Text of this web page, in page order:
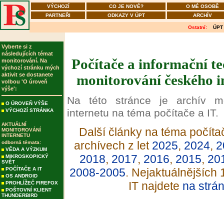
VÝCHOZÍ CO JE NOVÉ?
O MÉ OSOBĚ
PARTNEŘI
ODKAZY V ÚPT ARCHÍV
Ostatní: ÚPT
Vyberte si z
následujících témat
monitorování. Na
výchozí stránku mých
aktivit se dostanete
volbou 'O úroveň
výše':
O ÚROVEŇ VÝŠE
VÝCHOZÍ STRÁNKA
AKTUÁLNÍ
MONITOROVÁNÍ
INTERNETU
odborná témata:
VĚDA A VÝZKUM
MIKROSKOPICKÝ
SVĚT
POČÍTAČE A IT
OS ANDROID
PROHLÍŽEČ FIREFOX
POŠTOVNÍ KLIENT
THUNDERBIRD
Počítače a informační
monitorování českého
Na této stránce je archív
internetu na téma počítače a IT.
Další články na téma
archívech z let 2025, 2024,
2018, 2017, 2016, 2015,
2008-2005. Nejaktuálnějších
IT najdete na